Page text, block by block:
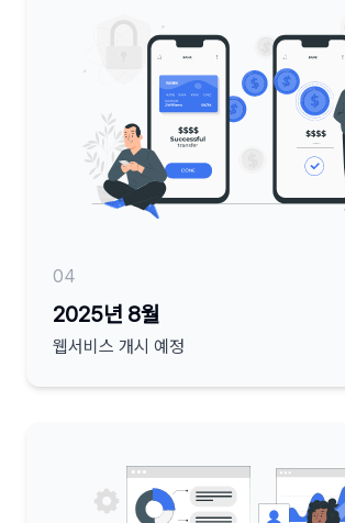
04
2025년 8월
웹서비스 개시 예정